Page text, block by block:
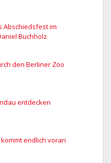
Abschiedsfest im
Buchholz
den Berliner Zoo
entdecken
endlich voran